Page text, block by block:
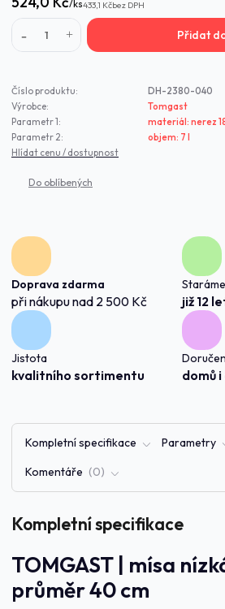
/ks433,1 Kčbez DPH
Přidat
Číslo produktu:
DH-2380-040
Výrobce:
Tomgast
Parametr 1:
materiál: nerez
Parametr 2:
objem: 7 l
Hlídat cenu / dostupnost
Doprava zdarma
při nákupu nad 2 500 Kč již 12
Jistota
kvalitního sortimentu domů
Kompletní specifikace Parametry
Komentáře 0
Kompletní specifikace
TOMGAST | mísa
průměr 40 cm